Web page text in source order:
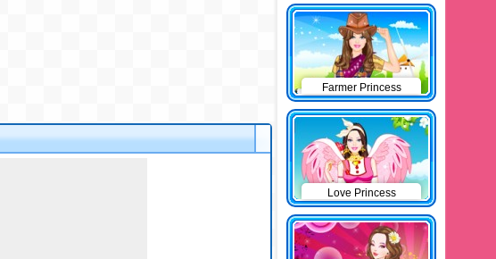
Farmer Princess
Love Princess